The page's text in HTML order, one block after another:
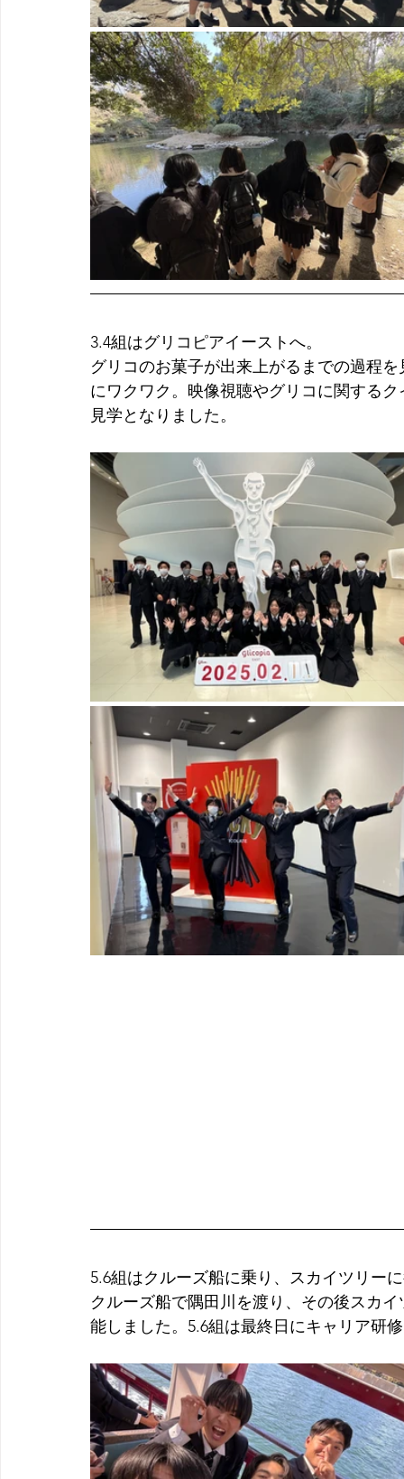
3.4組はグリコピアイーストへ。
グリコのお菓子が出来上がるまでの過程
にワクワク。映像視聴やグリコに関する
見学となりました。
5.6組はクルーズ船に乗り、スカイツリー
クルーズ船で隅田川を渡り、その後スカ
能しました。5.6組は最終日にキャリア研